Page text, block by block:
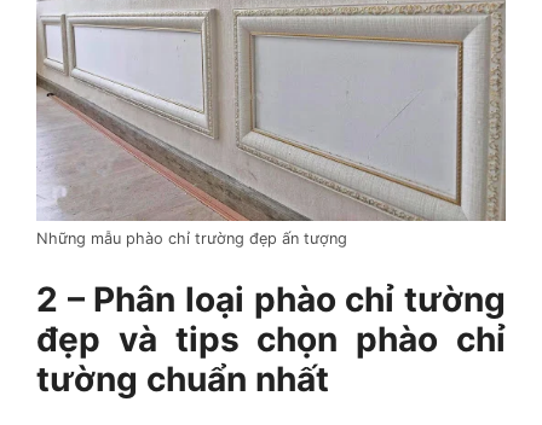
Những mẫu phào chỉ trường đẹp ấn tượng
2 – Phân loại phào chỉ tường
đẹp và tips chọn phào chỉ
tường chuẩn nhất